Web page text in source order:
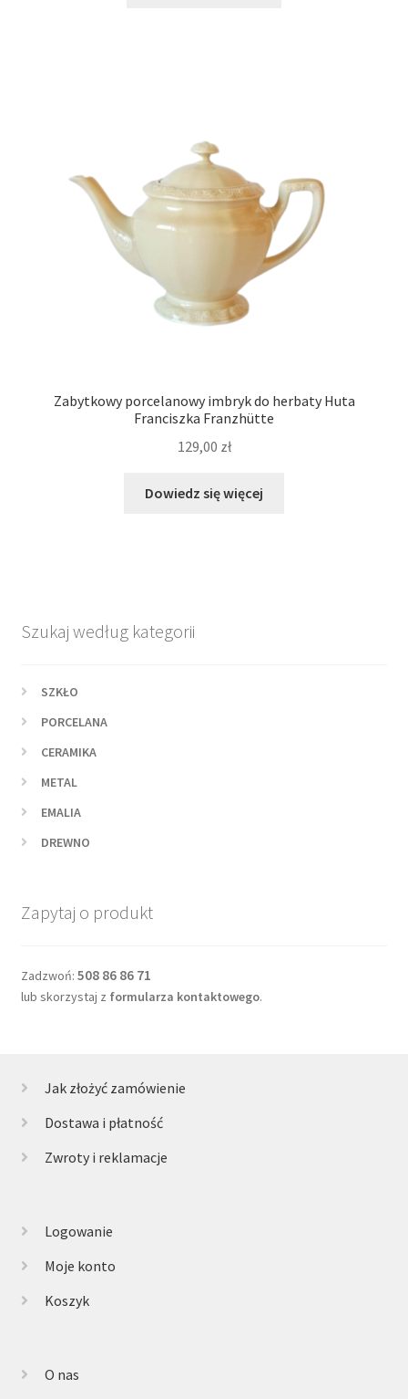
Zabytkowy porcelanowy imbryk do herbaty Huta
Franciszka Franzhütte
129,00 zł
Dowiedz się więcej
Szukaj według kategorii
SZKŁO
PORCELANA
CERAMIKA
METAL
EMALIA
DREWNO
Zapytaj o produkt
Zadzwoń: 508 86 86 71
lub skorzystaj z formularza kontaktowego.
Jak złożyć zamówienie
Dostawa i płatność
Zwroty i reklamacje
Logowanie
Moje konto
Koszyk
O nas